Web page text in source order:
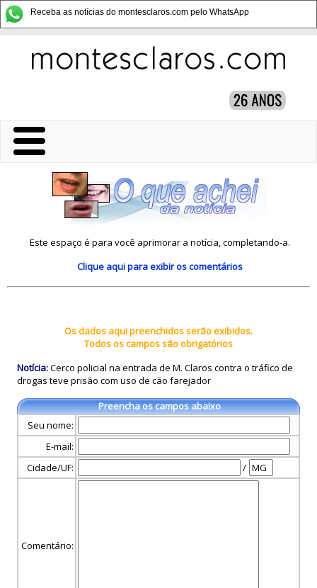
Receba as notícias do montesclaros.com pelo WhatsApp
Este espaço é para você aprimorar a notícia, completando-a.
Clique aquipara exibir os comentários
Os dados aqui preenchidos serão exibidos.
Todos os campos são obrigatórios
Notícia:Cerco policial na entrada de M. Claros contra o tráfico de
drogas teve prisão com uso de cão farejador
Preencha os campos abaixo
Seu nome:
E-mail:
Cidade/UF:
/
Comentário: